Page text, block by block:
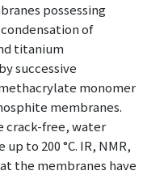
possessing
of
titanium
successive
monomer
membranes.
crack-free, water
to 200 °C. IR, NMR,
the membranes have